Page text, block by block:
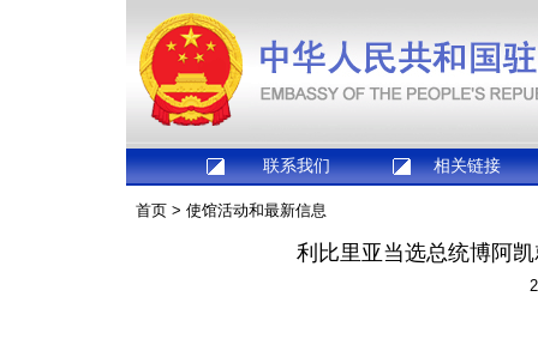
联系我们 相关链接
首页 > 使馆活动和最新信息
利比里亚当选总统博阿